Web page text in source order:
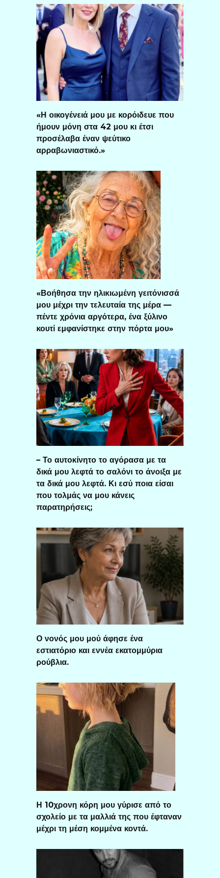
«Η οικογένειά μου με κορόιδευε που
ήμουν μόνη στα 42 μου κι έτσι
προσέλαβα έναν ψεύτικο
αρραβωνιαστικό.»
«Βοήθησα την ηλικιωμένη γειτόνισσά
μου μέχρι την τελευταία της μέρα —
πέντε χρόνια αργότερα, ένα ξύλινο
κουτί εμφανίστηκε στην πόρτα μου»
– Το αυτοκίνητο το αγόρασα με τα
δικά μου λεφτά το σαλόνι το άνοιξα με
τα δικά μου λεφτά. Κι εσύ ποια είσαι
που τολμάς να μου κάνεις
παρατηρήσεις;
Ο νονός μου μού άφησε ένα
εστιατόριο και εννέα εκατομμύρια
ρούβλια.
Η 10χρονη κόρη μου γύρισε από το
σχολείο με τα μαλλιά της που έφταναν
μέχρι τη μέση κομμένα κοντά.